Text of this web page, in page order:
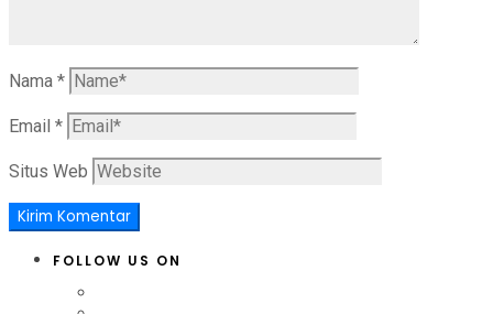
Nama *
Email *
Situs Web
FOLLOW US ON